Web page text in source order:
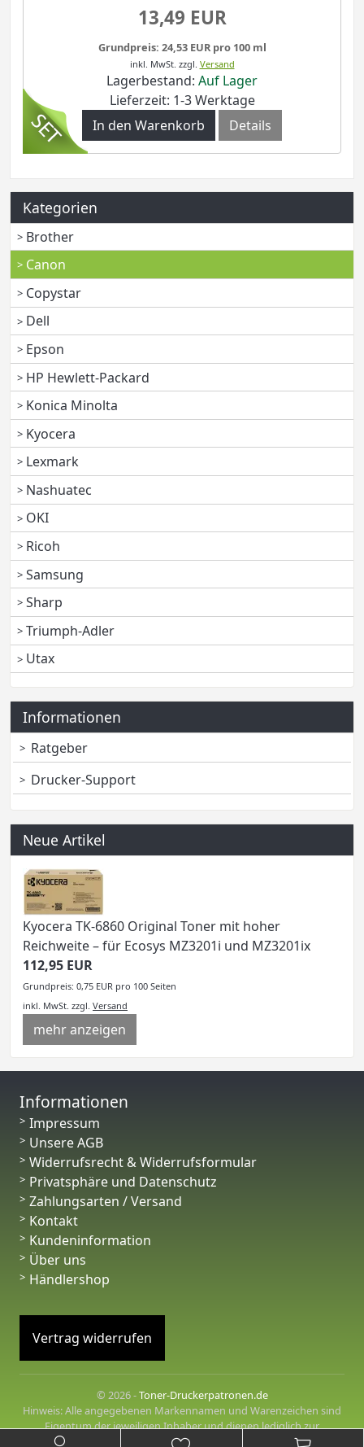
13,49 EUR
Grundpreis: 24,53 EUR pro 100 ml
inkl. MwSt. zzgl. Versand
Lagerbestand: Auf Lager
Lieferzeit: 1-3 Werktage
In den Warenkorb
Details
Kategorien
Brother
Canon
Copystar
Dell
Epson
HP Hewlett-Packard
Konica Minolta
Kyocera
Lexmark
Nashuatec
OKI
Ricoh
Samsung
Sharp
Triumph-Adler
Utax
Informationen
Ratgeber
Drucker-Support
Neue Artikel
Kyocera TK-6860 Original Toner mit hoher
Reichweite – für Ecosys MZ3201i und MZ3201ix
112,95 EUR
Grundpreis: 0,75 EUR pro 100 Seiten
inkl. MwSt. zzgl. Versand
mehr anzeigen
Informationen
Impressum
Unsere AGB
Widerrufsrecht & Widerrufsformular
Privatsphäre und Datenschutz
Zahlungsarten / Versand
Kontakt
Kundeninformation
Über uns
Händlershop
Vertrag widerrufen
© 2026 -Toner-Druckerpatronen.de
Hinweis: Alle angegebenen Markennamen und Warenzeichen sind
Eigentum der jeweiligen Inhaber und dienen lediglich zur
Beschreibung der angebotenen Produkte.